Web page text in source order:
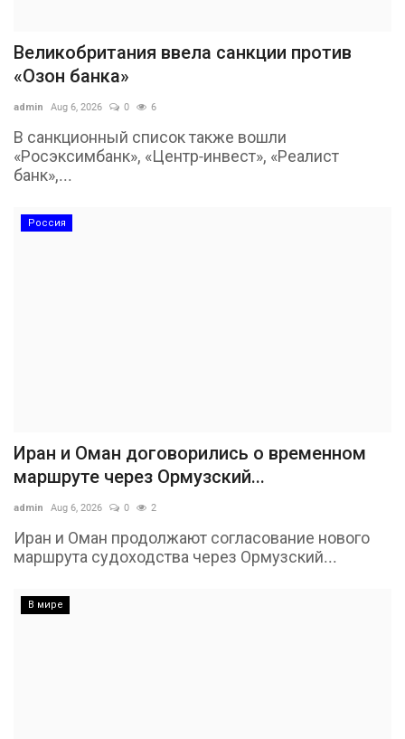
Великобритания ввела санкции против
«Озон банка»
admin Aug 6, 2026 0 6
В санкционный список также вошли
«Росэксимбанк», «Центр-инвест», «Реалист
банк»,...
Россия
Иран и Оман договорились о временном
маршруте через Ормузский...
admin Aug 6, 2026 0 2
Иран и Оман продолжают согласование нового
маршрута судоходства через Ормузский...
В мире